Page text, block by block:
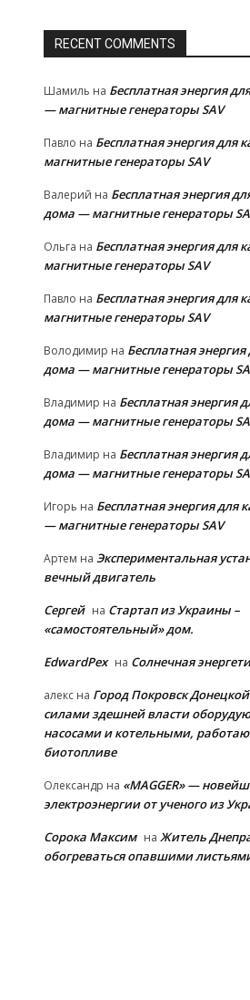
RECENT COMMENTS
Шамиль на Бесплатная энергия
— магнитные генераторы SAV
Павло на Бесплатная энергия для
магнитные генераторы SAV
Валерий на Бесплатная энергия
дома — магнитные генераторы
Ольга на Бесплатная энергия для
магнитные генераторы SAV
Павло на Бесплатная энергия для
магнитные генераторы SAV
Володимир на Бесплатная
дома — магнитные генераторы
Владимир на Бесплатная энергия
дома — магнитные генераторы
Владимир на Бесплатная энергия
дома — магнитные генераторы
Игорь на Бесплатная энергия для
— магнитные генераторы SAV
Артем на Экспериментальная
вечный двигатель
Сергей на Стартап из Украины –
«самостоятельный» дом.
EdwardPex на Солнечная
алекс на Город Покровск
силами здешней власти
насосами и котельными,
биотопливе
Олександр на «MAGGER» —
электроэнергии от ученого из
Сорока Максим на Житель
обогреваться опавшими